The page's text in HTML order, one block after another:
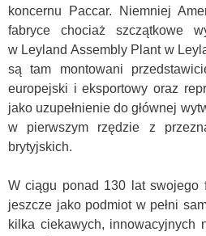
koncernu Paccar. Niemniej
fabryce chociaż szczątkowe
w Leyland Assembly Plant w
są tam montowani
europejski i eksportowy oraz
jako uzupełnienie do głównej
w pierwszym rzędzie z
brytyjskich.
W ciągu ponad 130 lat swojego
jeszcze jako podmiot w pełni
kilka ciekawych, innowacyjnych